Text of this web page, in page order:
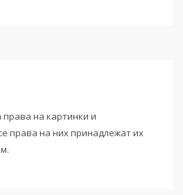
на картинки и
права на них принадлежат их